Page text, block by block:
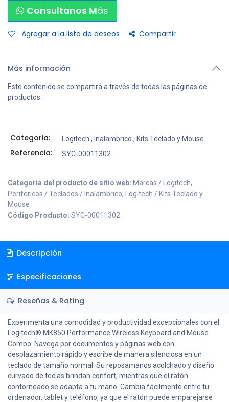
Consultanos Más
Agregar a la lista de deseos Compartir
Más información
Este contenido se compartirá a través de todas las páginas de
productos.
Categoria: Logitech , Inalambrico , Kits Teclado y Mouse
Referencia: SYC-00011302
Categoría del producto de sitio web: Marcas / Logitech,
Perifericos / Teclados / Inalambrico, Logitech / Kits Teclado y
Mouse
Código Producto: SYC-00011302
Descripción
Especificaciones
Reseñas & Rating
Experimenta una comodidad y productividad excepcionales con el
Logitech® MK850 Performance Wireless Keyboard and Mouse
Combo. Navega por documentos y páginas web con
desplazamiento rápido y escribe de manera silenciosa en un
teclado de tamaño normal. Su reposamanos acolchado y diseño
curvado de teclas brindan confort, mientras que el ratón
contorneado se adapta a tu mano. Cambia fácilmente entre tu
ordenador, tablet y teléfono, ya que el ratón puede emparejarse